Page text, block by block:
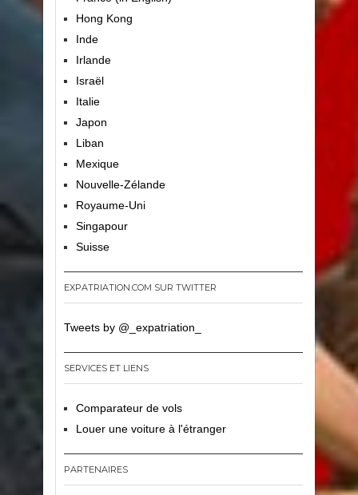
Hong Kong
Inde
Irlande
Israël
Italie
Japon
Liban
Mexique
Nouvelle-Zélande
Royaume-Uni
Singapour
Suisse
EXPATRIATION.COM SUR TWITTER
Tweets by @_expatriation_
SERVICES ET LIENS
Comparateur de vols
Louer une voiture à l'étranger
PARTENAIRES